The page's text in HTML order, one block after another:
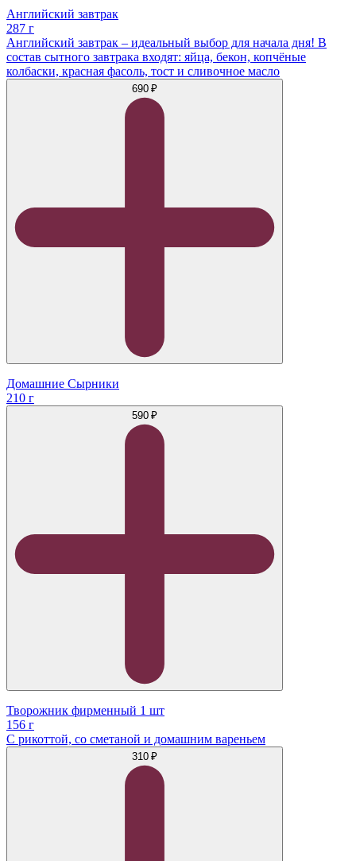
Английский завтрак
287 г
Английский завтрак – идеальный выбор для начала дня! В
состав сытного завтрака входят: яйца, бекон, копчёные
колбаски, красная фасоль, тост и сливочное масло
690 ₽
Домашние Сырники
210 г
590 ₽
Творожник фирменный 1 шт
156 г
С рикоттой, со сметаной и домашним вареньем
310 ₽